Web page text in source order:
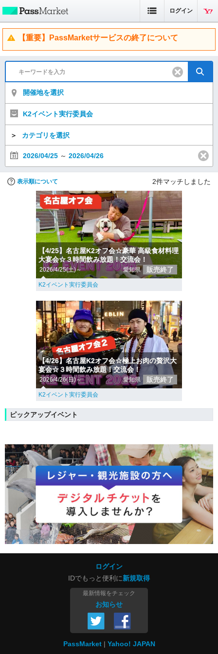
ログイン
【重要】PassMarketサービスの終了について
開催地を選択
K2イベント実行委員会
＞ カテゴリを選択
2026/04/25 ～ 2026/04/26
表示順について 2件マッチしました
【4/25】名古屋K2オフ会☆豪華 高級食材料理
大宴会☆３時間飲み放題！交流会！
2026/4/25(土)～ 愛知県 販売終了
K2イベント実行委員会
【4/26】名古屋K2オフ会☆極上お肉の贅沢大
宴会☆３時間飲み放題！交流会！
2026/4/26(日)～ 愛知県 販売終了
K2イベント実行委員会
ピックアップイベント
ログイン
IDでもっと便利に新規取得
最新情報をチェック
お知らせ
PassMarket Yahoo! JAPAN